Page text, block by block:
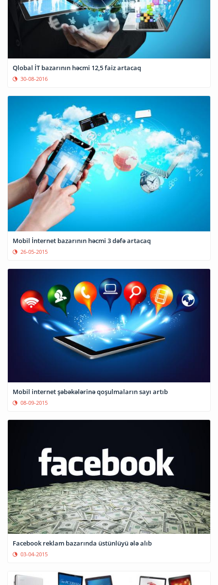
Qlobal İT bazarının həcmi 12,5 faiz artacaq
30-08-2016
Mobil İnternet bazarının həcmi 3 dəfə artacaq
26-05-2015
Mobil internet şəbəkələrinə qoşulmaların sayı artıb
08-09-2015
Facebook reklam bazarında üstünlüyü ələ alıb
03-04-2015